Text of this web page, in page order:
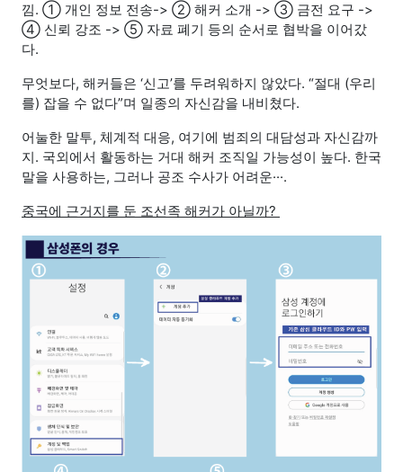
낌. ① 개인 정보 전송-> ② 해커 소개 -> ③ 금전 요구 ->
④ 신뢰 강조 -> ⑤ 자료 폐기 등의 순서로 협박을 이어갔
다.
무엇보다, 해커들은 ‘신고’를 두려워하지 않았다. “절대 (우리
를) 잡을 수 없다”며 일종의 자신감을 내비쳤다.
어눌한 말투, 체계적 대응, 여기에 범죄의 대담성과 자신감까
지. 국외에서 활동하는 거대 해커 조직일 가능성이 높다. 한국
말을 사용하는, 그러나 공조 수사가 어려운···.
중국에 근거지를 둔 조선족 해커가 아닐까?